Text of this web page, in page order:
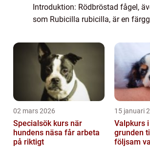
Introduktion: Rödbröstad fågel,
som Rubicilla rubicilla, är en
av världen. Denna artikel ger en
översi...
02 mars 2026
Specialsök kurs när
hundens näsa får arbeta
på riktigt
15 januari
Valpkurs
grunden
följsam